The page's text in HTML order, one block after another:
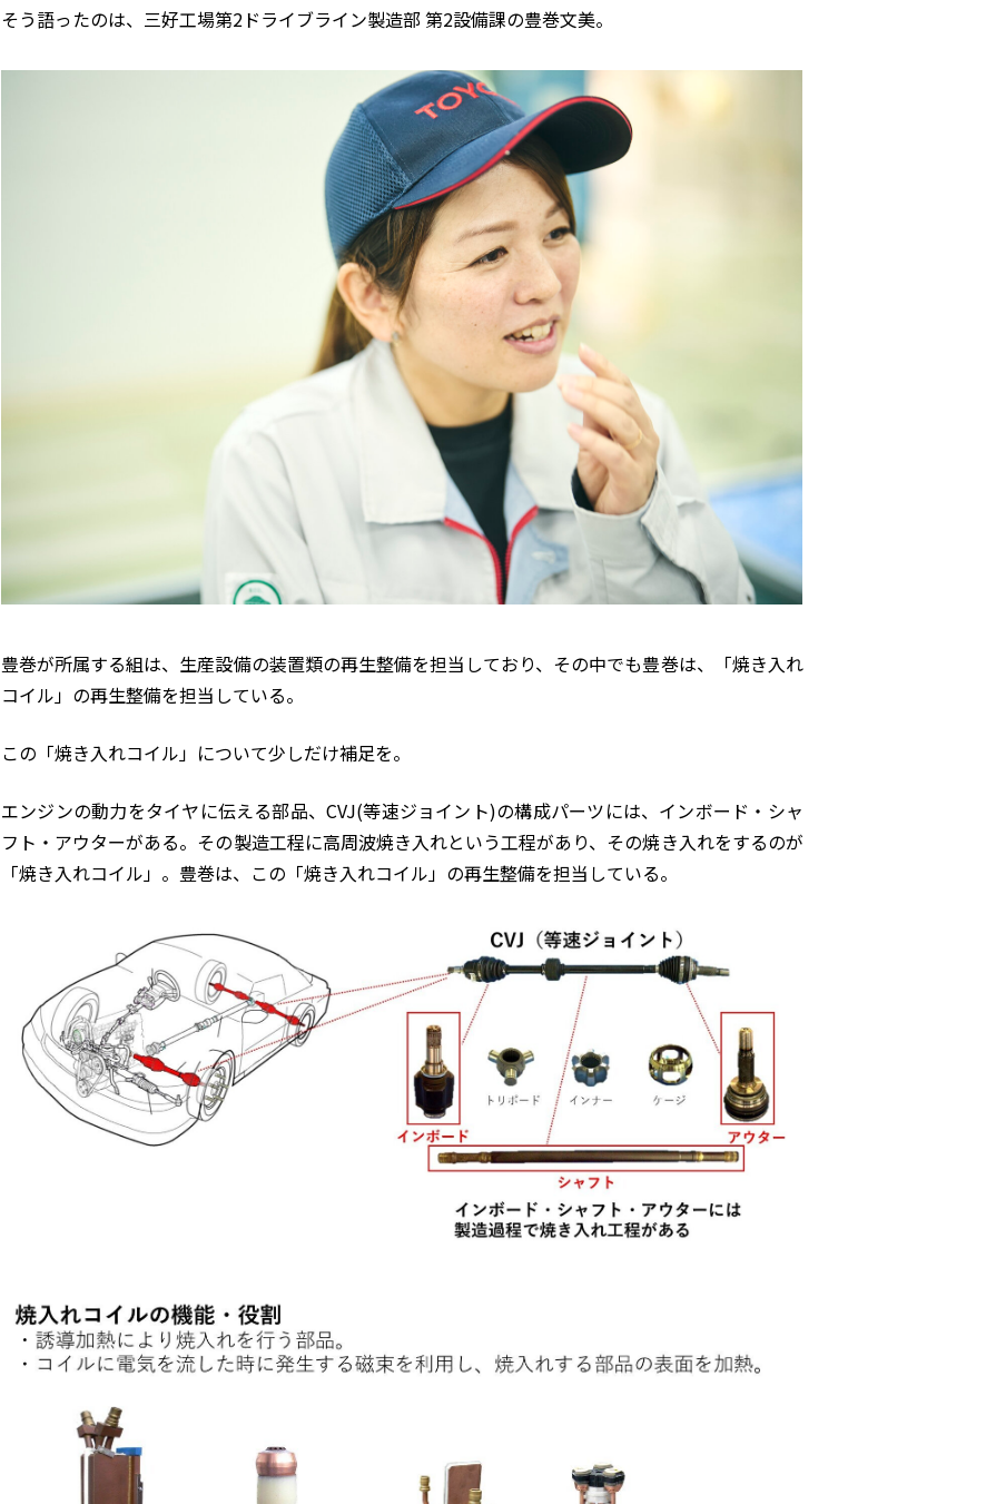
そう語ったのは、三好工場第2ドライブライン製造部 第2設備課の豊巻文美。
豊巻が所属する組は、生産設備の装置類の再生整備を担当しており、その中でも豊巻は、「焼き入れ
コイル」の再生整備を担当している。
この「焼き入れコイル」について少しだけ補足を。
エンジンの動力をタイヤに伝える部品、CVJ(等速ジョイント)の構成パーツには、インボード・シャ
フト・アウターがある。その製造工程に高周波焼き入れという工程があり、その焼き入れをするのが
「焼き入れコイル」。豊巻は、この「焼き入れコイル」の再生整備を担当している。